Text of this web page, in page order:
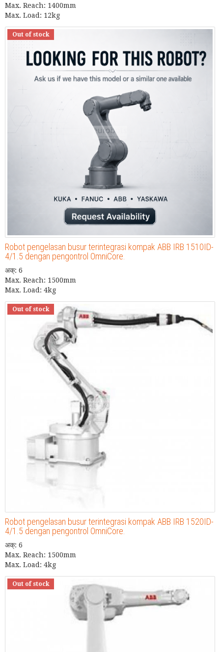
Max. Reach: 1400mm
Max. Load: 12kg
Out of stock
Robot pengelasan busur terintegrasi kompak ABB IRB 1510ID-
4/1.5 dengan pengontrol OmniCore.
अक्: 6
Max. Reach: 1500mm
Max. Load: 4kg
Out of stock
Robot pengelasan busur terintegrasi kompak ABB IRB 1520ID-
4/1.5 dengan pengontrol OmniCore.
अक्: 6
Max. Reach: 1500mm
Max. Load: 4kg
Out of stock